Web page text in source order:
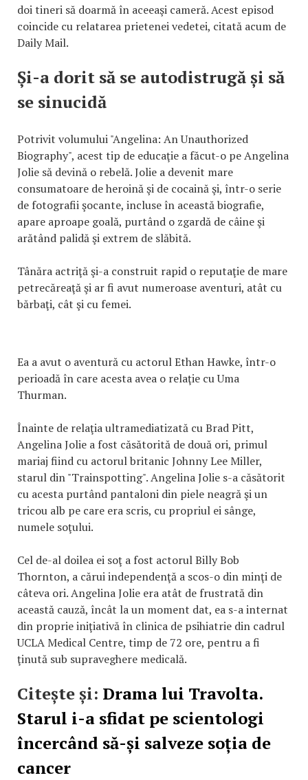
doi tineri să doarmă în aceeaşi cameră. Acest episod
coincide cu relatarea prietenei vedetei, citată acum de
Daily Mail.
Și-a dorit să se autodistrugă și să
se sinucidă
Potrivit volumului "Angelina: An Unauthorized
Biography", acest tip de educaţie a făcut-o pe Angelina
Jolie să devină o rebelă. Jolie a devenit mare
consumatoare de heroină şi de cocaină şi, într-o serie
de fotografii şocante, incluse în această biografie,
apare aproape goală, purtând o zgardă de câine şi
arătând palidă şi extrem de slăbită.
Tânăra actriţă şi-a construit rapid o reputaţie de mare
petrecăreaţă şi ar fi avut numeroase aventuri, atât cu
bărbaţi, cât şi cu femei.
Ea a avut o aventură cu actorul Ethan Hawke, într-o
perioadă în care acesta avea o relaţie cu Uma
Thurman.
Înainte de relaţia ultramediatizată cu Brad Pitt,
Angelina Jolie a fost căsătorită de două ori, primul
mariaj fiind cu actorul britanic Johnny Lee Miller,
starul din "Trainspotting". Angelina Jolie s-a căsătorit
cu acesta purtând pantaloni din piele neagră şi un
tricou alb pe care era scris, cu propriul ei sânge,
numele soţului.
Cel de-al doilea ei soţ a fost actorul Billy Bob
Thornton, a cărui independenţă a scos-o din minţi de
câteva ori. Angelina Jolie era atât de frustrată din
această cauză, încât la un moment dat, ea s-a internat
din proprie iniţiativă în clinica de psihiatrie din cadrul
UCLA Medical Centre, timp de 72 ore, pentru a fi
ţinută sub supraveghere medicală.
Citește și: Drama lui Travolta.
Starul i-a sfidat pe scientologi
încercând să-și salveze soția de
cancer